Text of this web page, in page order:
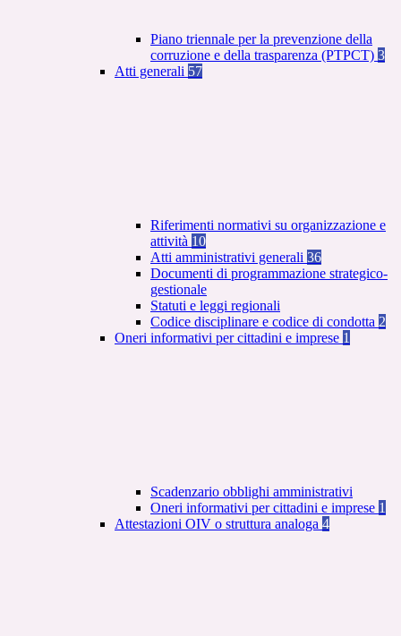
Piano triennale per la prevenzione della
corruzione e della trasparenza (PTPCT) 3
Atti generali 57
Riferimenti normativi su organizzazione e
attività 10
Atti amministrativi generali 36
Documenti di programmazione strategico-
gestionale
Statuti e leggi regionali
Codice disciplinare e codice di condotta 2
Oneri informativi per cittadini e imprese 1
Scadenzario obblighi amministrativi
Oneri informativi per cittadini e imprese 1
Attestazioni OIV o struttura analoga 4